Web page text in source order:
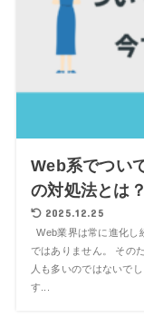
Web系でつい
の対処法とは？
2025.12.25
Web業界は常に進化し
ではありません。 その
人も多いのではないで
す...